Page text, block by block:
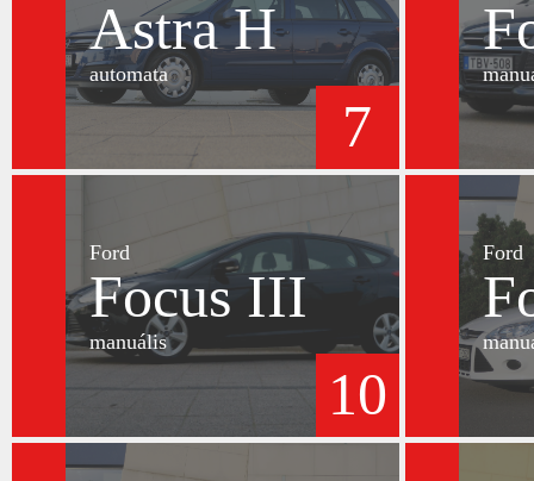
Astra H
automata
7
Ford
Focus III
manuális
10
Ford